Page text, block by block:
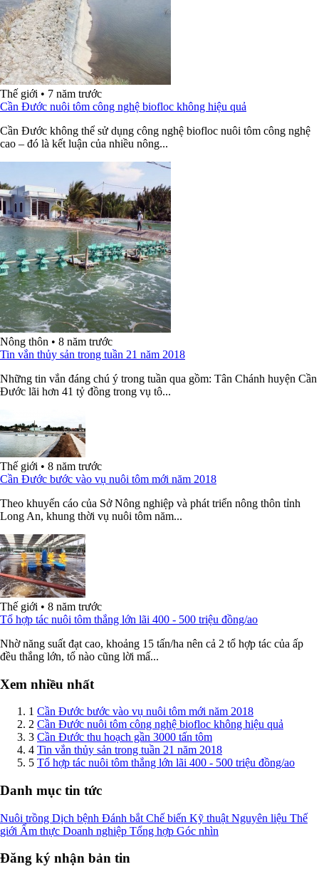
Thế giới • 7 năm trước
Cần Đước nuôi tôm công nghệ biofloc không hiệu quả
Cần Đước không thể sử dụng công nghệ biofloc nuôi tôm công nghệ
cao – đó là kết luận của nhiều nông...
Nông thôn • 8 năm trước
Tin vắn thủy sản trong tuần 21 năm 2018
Những tin vắn đáng chú ý trong tuần qua gồm: Tân Chánh huyện Cần
Đước lãi hơn 41 tỷ đồng trong vụ tô...
Thế giới • 8 năm trước
Cần Đước bước vào vụ nuôi tôm mới năm 2018
Theo khuyến cáo của Sở Nông nghiệp và phát triển nông thôn tỉnh
Long An, khung thời vụ nuôi tôm năm...
Thế giới • 8 năm trước
Tổ hợp tác nuôi tôm thắng lớn lãi 400 - 500 triệu đồng/ao
Nhờ năng suất đạt cao, khoảng 15 tấn/ha nên cả 2 tổ hợp tác của ấp
đều thắng lớn, tổ nào cũng lời mấ...
Xem nhiều nhất
1 Cần Đước bước vào vụ nuôi tôm mới năm 2018
2 Cần Đước nuôi tôm công nghệ biofloc không hiệu quả
3 Cần Đước thu hoạch gần 3000 tấn tôm
4 Tin vắn thủy sản trong tuần 21 năm 2018
5 Tổ hợp tác nuôi tôm thắng lớn lãi 400 - 500 triệu đồng/ao
Danh mục tin tức
Nuôi trồng Dịch bệnh Đánh bắt Chế biến Kỹ thuật Nguyên liệu Thế
giới Ẩm thực Doanh nghiệp Tổng hợp Góc nhìn
Đăng ký nhận bản tin